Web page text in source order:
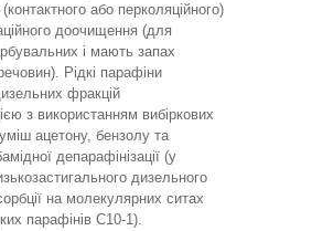
або перколяційного)
доочищення (для
і мають запах
Рідкі парафіни
фракцій
з використанням вибіркових
ацетону, бензолу та
депарафінізації (у
дизельного
на молекулярних ситах
парафінів С10-1).